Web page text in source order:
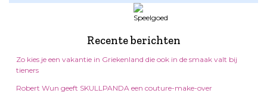
Recente berichten
Zo kies je een vakantie in Griekenland die ook in de smaak valt bij
tieners
Robert Wun geeft SKULLPANDA een couture-make-over